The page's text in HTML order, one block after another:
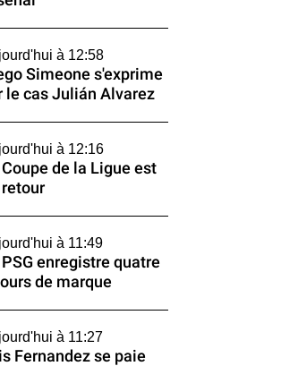
à 12:58
Simeone s'exprime
le cas Julián Alvarez
à 12:16
de la Ligue est
à 11:49
enregistre quatre
de marque
à 11:27
Fernandez se paie